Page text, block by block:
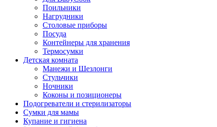
Поильники
Нагрудники
Столовые приборы
Посуда
Контейнеры для хранения
Термосумки
Детская комната
Манежи и Шезлонги
Стульчики
Ночники
Коконы и позиционеры
Подогреватели и стерилизаторы
Сумки для мамы
Купание и гигиена